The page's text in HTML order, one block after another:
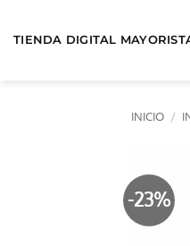
TIENDA DIGITAL
INICIO /
-23%